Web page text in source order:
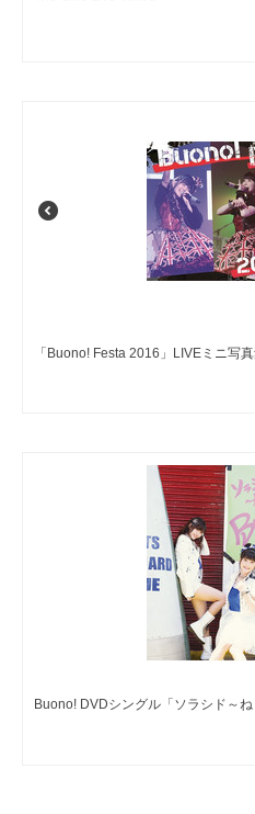
「Buono! Festa 2016」LIVEミニ写
Buono! DVDシングル「ソラシド～ね